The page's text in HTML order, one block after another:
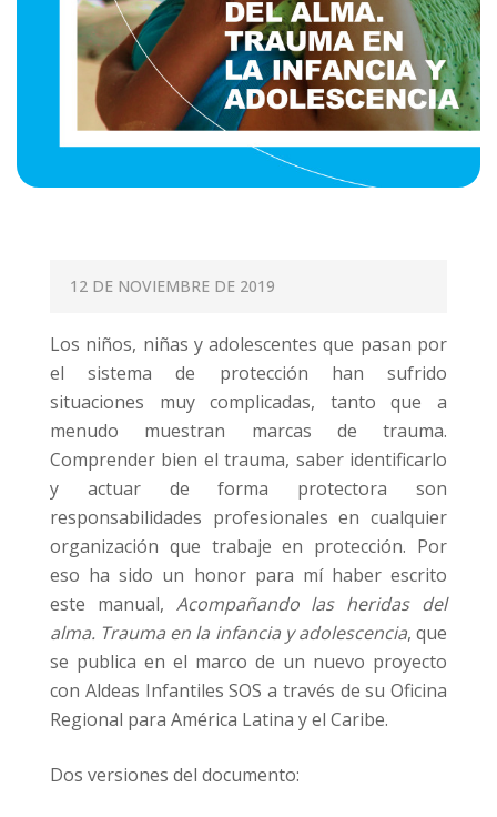
P
S
E
D
O
12 DE NOVIEMBRE DE 2019
Los niños, niñas y adolescentes que pasan por
el sistema de protección han sufrido
situaciones muy complicadas, tanto que a
menudo muestran marcas de trauma.
Comprender bien el trauma, saber identificarlo
y actuar de forma protectora son
responsabilidades profesionales en cualquier
organización que trabaje en protección. Por
eso ha sido un honor para mí haber escrito
este manual, Acompañando las heridas del
alma. Trauma en la infancia y adolescencia, que
se publica en el marco de un nuevo proyecto
con Aldeas Infantiles SOS a través de su Oficina
Regional para América Latina y el Caribe.
Dos versiones del documento: